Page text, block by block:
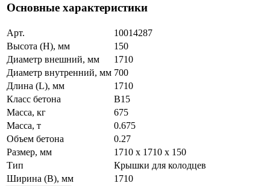
Основные характеристики
Арт.
10014287
Высота (H), мм
150
Диаметр внешний, мм
1710
Диаметр внутренний, мм 700
Длина (L), мм
1710
Класс бетона
B15
Масса, кг
675
Масса, т
0.675
Объем бетона
0.27
Размер, мм
1710 x 1710 x 150
Тип
Крышки для колодцев
Ширина (B), мм
1710